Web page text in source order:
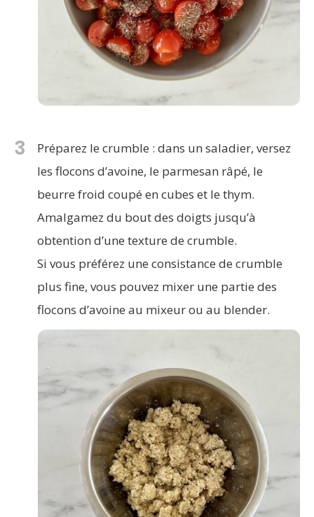
3
Préparez le crumble : dans un saladier, versez
les flocons d’avoine, le parmesan râpé, le
beurre froid coupé en cubes et le thym.
Amalgamez du bout des doigts jusqu’à
obtention d’une texture de crumble.
Si vous préférez une consistance de crumble
plus fine, vous pouvez mixer une partie des
flocons d’avoine au mixeur ou au blender.